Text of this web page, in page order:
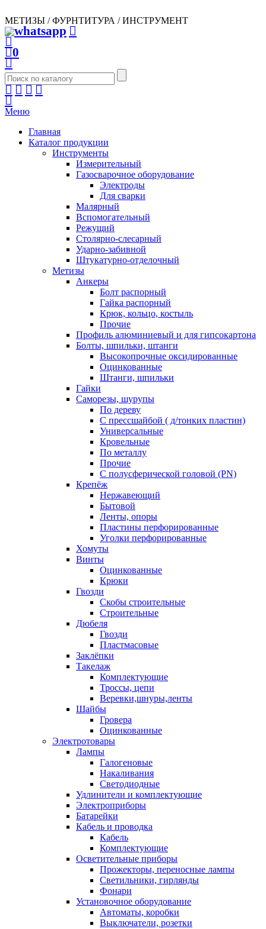
МЕТИЗЫ / ФУРНТИТУРА / ИНСТРУМЕНТ
0
Меню
Главная
Каталог продукции
Инструменты
Измерительный
Газосварочное оборудование
Электроды
Для сварки
Малярный
Вспомогательный
Режущий
Столярно-слесарный
Ударно-забивной
Штукатурно-отделочный
Метизы
Анкеры
Болт распорный
Гайка распорный
Крюк, кольцо, костыль
Прочие
Профиль алюминиевый и для гипсокартона
Болты, шпильки, штанги
Высокопрочные оксидированные
Оцинкованные
Штанги, шпильки
Гайки
Саморезы, шурупы
По дереву
С прессшайбой ( д/тонких пластин)
Универсальные
Кровельные
По металлу
Прочие
С полусферической головой (PN)
Крепёж
Нержавеющий
Бытовой
Ленты, опоры
Пластины перфорированные
Уголки перфорированные
Хомуты
Винты
Оцинкованные
Крюки
Гвозди
Скобы строительные
Строительные
Дюбеля
Гвозди
Пластмасовые
Заклёпки
Такелаж
Комплектующие
Троссы, цепи
Веревки,шнуры,ленты
Шайбы
Гровера
Оцинкованные
Электротовары
Лампы
Галогеновые
Накаливания
Светодиодные
Удлинители и комплектующие
Электроприборы
Батарейки
Кабель и проводка
Кабель
Комплектующие
Осветительные приборы
Прожекторы, переносные лампы
Светильники, гирлянды
Фонари
Установочное оборудование
Автоматы, коробки
Выключатели, розетки